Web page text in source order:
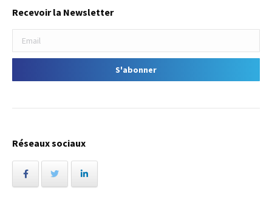
Recevoir la Newsletter
Réseaux sociaux